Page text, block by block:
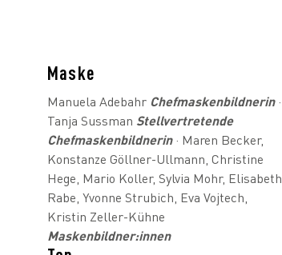
Maske
Manuela Adebahr Chefmaskenbildnerin·
Tanja Sussman Stellvertretende
Chefmaskenbildnerin· Maren Becker,
Konstanze Göllner-Ullmann, Christine
Hege, Mario Koller, Sylvia Mohr, Elisabeth
Rabe, Yvonne Strubich, Eva Vojtech,
Kristin Zeller-Kühne
Maskenbildner:innen